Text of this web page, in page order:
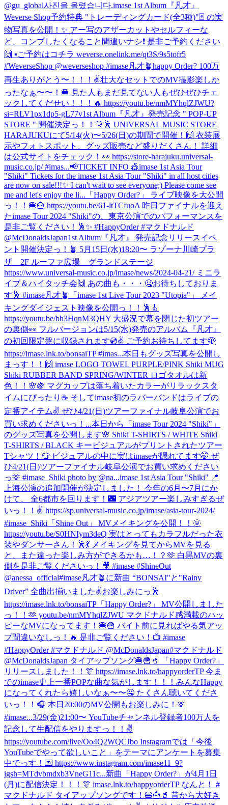
@gu_global사진을 올렸습니다.imase 1st Album『凡才』
Weverse Shop予約特典 "トレーディングカード(全3種)"🃏 の実
物写真を公開！✨ アー写のアザーカットやセルフィーな
ど、コンプしたくなること間違いナシ❗️ 是非ご予約ください
🙌 ▪︎ご予約はコチラ weverse.onelink.me/qt3S/9s5tofr5
#WeverseShop @weverseshop #imase凡才🪴happy Order? 100万
再生ありがとう〜！！！✌️壮大なセットでのMV撮影楽しか
ったなぁ〜〜！🍔 見た人もまだ見てない人もぜひぜひチェ
ックしてくだせい！！！🔥 https://youtu.be/nmMYhqlZJWU?
si=RLV1px1dp5-gL77v1st Album『凡才』発売記念 " POP-UP
STORE " 開催決定っ！！🎊🕺 UNIVERSAL MUSIC STORE
HARAJUKUにて5/14(火)〜5/26(日)の期間で開催！🙌 衣装展
示やフォトスポット、グッズ販売など盛りだくさん！ 詳細
は公式サイトをチェック！👀 https://store-harajuku.universal-
music.co.jp/ #imas...📢TICKET INFO 🎪imase 1st Asia Tour
"Shiki" Tickets for the imase 1st Asia Tour "Shiki" in all host cities
are now on sale!!!✨ I can't wait to see everyone;) Please come see
me and let's enjoy the li... 「Happy Order?」 ライブ映像を大公開
っ！！🍔🍟 https://youtu.be/61-ltTCfuoA 昨日ファイナルを迎え
たimase Tour 2024 "Shiki"の、東京公演でのパフォーマンスを
是非ご覧ください！🕺✨ #HappyOrder #マクドナルド
@McDonaldsJapan1st Album『凡才』 発売記念リリースイベ
ント開催決定っ！🪴 5月15日(水)18:20〜 ラゾーナ川崎プラ
ザ 2F ルーファ広場 グランドステージ
https://www.universal-music.co.jp/imase/news/2024-04-21/ ミニラ
イブ＆ハイタッチ会🙌 あの曲も・・・🤐お待ちしておりま
す🕺 #imase凡才🪴
「imase 1st Live Tour 2023 "Utopia"」 メイ
キングダイジェスト映像を公開っ！！🕺🎸
https://youtu.be/bh3HqnM3QHY 大盛況で幕を閉じた初ツアー
の裏側👀 フルバージョンは5/15(水)発売のアルバム『凡才』
の初回限定盤に収録されます💿✌️ ご予約お待ちしてます🫣
https://imase.lnk.to/bonsaiTP #imas...本日もグッズ写真を公開し
まっす！！🙌 imase LOGO TOWEL PURPLE/PINK Shiki MUG
Shiki RUBBER BAND SPRING/WINTER ロゴタオルは新
色！！🌸🍇 マグカップは落ち着いたカラーがリラックスタ
イムにぴったり☕️ そしてimase初のラバーバンドはライブの
定番アイテム✌️ ぜひ4/21(日)ツアーファイナル岐阜公演でお
買い求めくださいっ！...本日から「imase Tour 2024 "Shiki"」
のグッズ写真を公開します🌸 Shiki T-SHIRTS / WHITE Shiki
T-SHIRTS / BLACK キービジュアルがプリントされたツアー
Tシャツ！👕 ビジュアルの中に実はimaseが隠れてます🤭 ぜ
ひ4/21(日)ツアーファイナル岐阜公演でお買い求めください
っ🫶 #imase_Shiki photo by @na...imase 1st Asia Tour "Shiki" 📍
上海公演の追加開催が決定しました！ 今年の6月〜7月にか
けて、 全6都市を回ります！🌃 アジアツアー楽しみすぎるぜ
いっ！！✌️ https://sp.universal-music.co.jp/imase/asia-tour-2024/
#imase_Shiki 「Shine Out」 MVメイキングを公開！！🌞
https://youtu.be/S0HNIym3deQ 実はとってもカラフルだった衣
装やダンサーさん！🕺💃 メイキングを見てからMVを見る
と、また違った楽しみ方ができるかも…！？🫶 白黒MVの裏
側を是非ご覧くださいっ！🎥 #imase #ShineOut
@anessa_official#imase凡才🪴に新曲 “BONSAI"と"Rainy
Driver” 全曲出揃いました✌️お楽しみにっ🕺
https://imase.lnk.to/bonsaiTP 「Happy Order?」 MV公開しました
っ！！🫶 youtu.be/nmMYhqlZJWU マクドナルド感満載のハッ
ピーなMVになってます！🍔🍟 バイト前に見ればやる気アッ
プ間違いなしっ！🔥 是非ご覧ください！📺 #imase
#HappyOrder #マクドナルド @McDonaldsJapan#マクドナルド
@McDonaldsJapan タイアップソング🍔🍟🥤 「Happy Order?」
リリースしました！！🎊 https://imase.lnk.to/happyorderTP 今ま
でのimase史上一番POPな曲な気がします！！！みんなHappy
になってくれたら嬉しいなぁ〜〜🤤 たくさん聴いてくださ
いっ！！🎧 本日20:00のMV公開もお楽しみに！🫶
#imase...3/29(金)21:00〜 YouTubeチャンネル登録者100万人を
記念して生配信をやりますっ！！✌️
https://youtube.com/live/Oo4Q2WQCJbo Instagramでは「今後
YouTubeでやって欲しいこと」をテーマにアンケートを募集
中でっす！💌 https://www.instagram.com/imase11_9?
igsh=MTdvbmdxb3VneG11c...新曲「Happy Order?」が4月1日
(月)に配信決定！！！🎊 imase.lnk.to/happyorderTP なんと！ #
マクドナルド タイアップソングです！🍔🍟🥤 昔から大好き